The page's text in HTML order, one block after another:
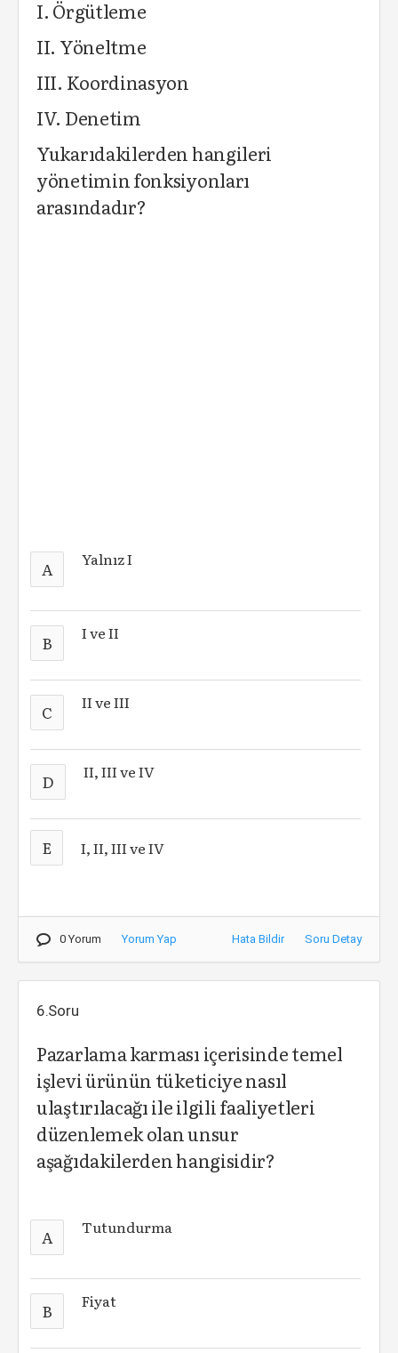
I. Örgütleme
II. Yöneltme
III. Koordinasyon
IV. Denetim
Yukarıdakilerden hangileri
yönetimin fonksiyonları
arasındadır?
A Yalnız I
B I ve II
C II ve III
D II, III ve IV
E I, II, III ve IV
0 Yorum Yorum Yap Hata Bildir Soru Detay
6.Soru
Pazarlama karması içerisinde temel
işlevi ürünün tüketiciye nasıl
ulaştırılacağı ile ilgili faaliyetleri
düzenlemek olan unsur
aşağıdakilerden hangisidir?
A Tutundurma
B Fiyat